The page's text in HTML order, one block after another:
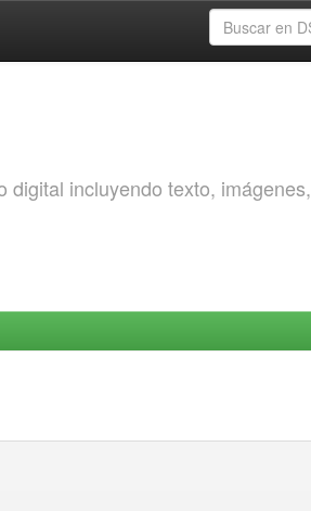
digital incluyendo texto, imágenes,